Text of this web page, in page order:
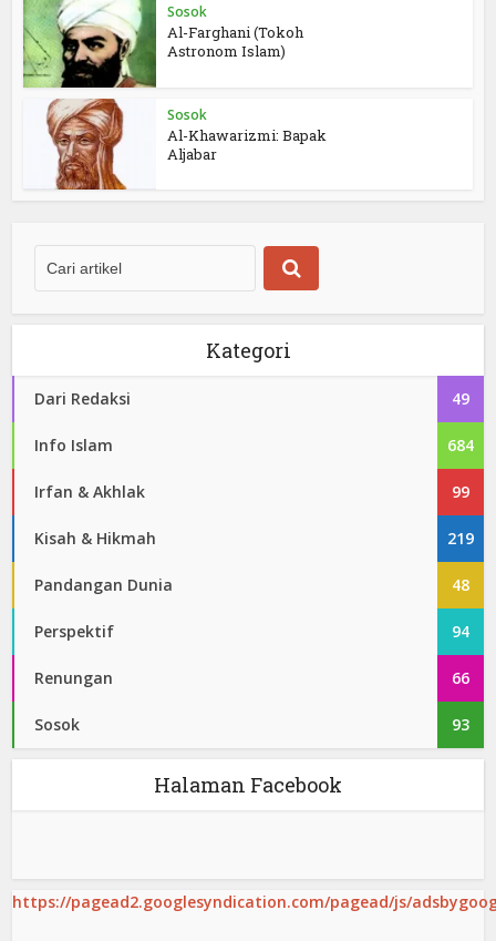
Sosok
Al-Farghani (Tokoh
Astronom Islam)
Sosok
Al-Khawarizmi: Bapak
Aljabar
Kategori
Dari Redaksi 49
Info Islam 684
Irfan & Akhlak 99
Kisah & Hikmah 219
Pandangan Dunia 48
Perspektif 94
Renungan 66
Sosok 93
Halaman Facebook
https://pagead2.googlesyndication.com/pagead/js/